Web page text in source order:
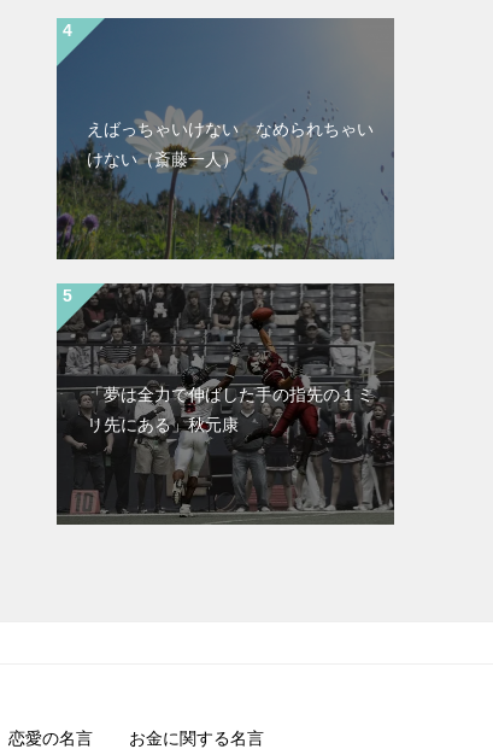
えばっちゃいけない なめられちゃい
けない（斎藤一人）
「夢は全力で伸ばした手の指先の１ミ
リ先にある」秋元康
恋愛の名言 お金に関する名言